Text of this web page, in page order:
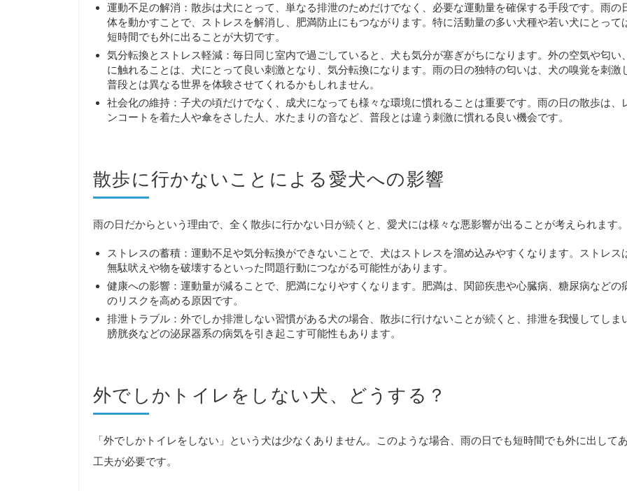
運動不足の解消：散歩は犬にとって、単なる排泄のためだけでなく、必要な運動量を確保する手段です。雨の
体を動かすことで、ストレスを解消し、肥満防止にもつながります。特に活動量の多い犬種や若い犬にとって
短時間でも外に出ることが大切です。
気分転換とストレス軽減：毎日同じ室内で過ごしていると、犬も気分が塞ぎがちになります。外の空気や匂い
に触れることは、犬にとって良い刺激となり、気分転換になります。雨の日の独特の匂いは、犬の嗅覚を刺激
普段とは異なる世界を体験させてくれるかもしれません。
社会化の維持：子犬の頃だけでなく、成犬になっても様々な環境に慣れることは重要です。雨の日の散歩は、
ンコートを着た人や傘をさした人、水たまりの音など、普段とは違う刺激に慣れる良い機会です。
散歩に行かないことによる愛犬への影響
雨の日だからという理由で、全く散歩に行かない日が続くと、愛犬には様々な悪影響が出ることが考えられます。
ストレスの蓄積：運動不足や気分転換ができないことで、犬はストレスを溜め込みやすくなります。ストレス
無駄吠えや物を破壊するといった問題行動につながる可能性があります。
健康への影響：運動量が減ることで、肥満になりやすくなります。肥満は、関節疾患や心臓病、糖尿病などの
のリスクを高める原因です。
排泄トラブル：外でしか排泄しない習慣がある犬の場合、散歩に行けないことが続くと、排泄を我慢してしま
膀胱炎などの泌尿器系の病気を引き起こす可能性もあります。
外でしかトイレをしない犬、どうする？
「外でしかトイレをしない」という犬は少なくありません。このような場合、雨の日でも短時間でも外に出して
工夫が必要です。